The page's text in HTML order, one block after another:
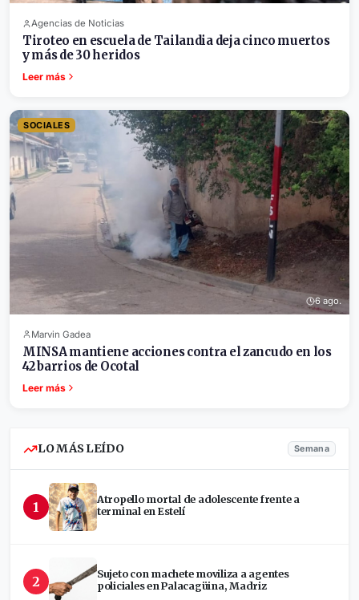
Agencias de Noticias
Tiroteo en escuela de Tailandia deja cinco muertos
y más de 30 heridos
Leer más
SOCIALES
6 ago.
Marvin Gadea
MINSA mantiene acciones contra el zancudo en los
42 barrios de Ocotal
Leer más
LO MÁS LEÍDO Semana
1
Atropello mortal de adolescente frente a
terminal en Estelí
2
Sujeto con machete moviliza a agentes
policiales en Palacagüina, Madriz